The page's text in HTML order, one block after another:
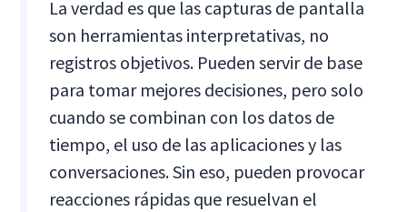
La verdad es que las capturas de pantalla
son herramientas interpretativas, no
registros objetivos. Pueden servir de base
para tomar mejores decisiones, pero solo
cuando se combinan con los datos de
tiempo, el uso de las aplicaciones y las
conversaciones. Sin eso, pueden provocar
reacciones rápidas que resuelvan el